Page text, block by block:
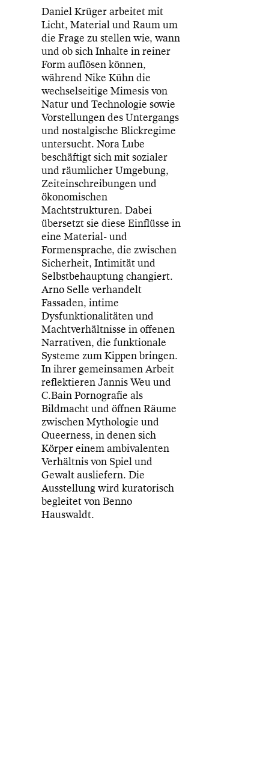
Daniel Krüger arbeitet mit
Licht, Material und Raum um
die Frage zu stellen wie, wann
und ob sich Inhalte in reiner
Form auflösen können,
während Nike Kühn die
wechselseitige Mimesis von
Natur und Technologie sowie
Vorstellungen des Untergangs
und nostalgische Blickregime
untersucht. Nora Lube
beschäftigt sich mit sozialer
und räumlicher Umgebung,
Zeiteinschreibungen und
ökonomischen
Machtstrukturen. Dabei
übersetzt sie diese Einflüsse in
eine Material- und
Formensprache, die zwischen
Sicherheit, Intimität und
Selbstbehauptung changiert.
Arno Selle verhandelt
Fassaden, intime
Dysfunktionalitäten und
Machtverhältnisse in offenen
Narrativen, die funktionale
Systeme zum Kippen bringen.
In ihrer gemeinsamen Arbeit
reflektieren Jannis Weu und
C.Bain Pornografie als
Bildmacht und öffnen Räume
zwischen Mythologie und
Queerness, in denen sich
Körper einem ambivalenten
Verhältnis von Spiel und
Gewalt ausliefern. Die
Ausstellung wird kuratorisch
begleitet von Benno
Hauswaldt.